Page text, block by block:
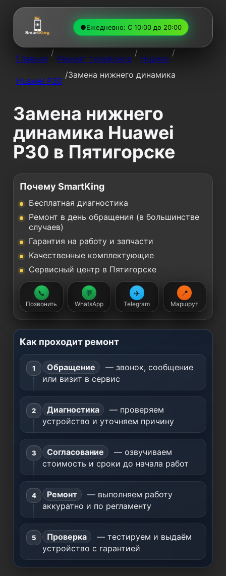
●Ежедневно: С 10:00 до 20:00
Главная
/
Ремонт телефонов
/
Huawei
/
Huawei P30
/Замена нижнего динамика
Замена нижнего
динамика Huawei
P30 в Пятигорске
Почему SmartKing
Бесплатная диагностика
Ремонт в день обращения (в большинстве
случаев)
Гарантия на работу и запчасти
Качественные комплектующие
Сервисный центр в Пятигорске
📞
Позвонить
💬
WhatsApp
✈️
Telegram
📍
Маршрут
Как проходит ремонт
Обращение
— звонок, сообщение
или визит в сервис
Диагностика
— проверяем
устройство и уточняем причину
Согласование
— озвучиваем
стоимость и сроки до начала работ
Ремонт
— выполняем работу
аккуратно и по регламенту
Проверка
— тестируем и выдаём
устройство с гарантией